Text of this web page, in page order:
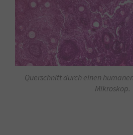
Querschnitt durch einen
Mikroskop.